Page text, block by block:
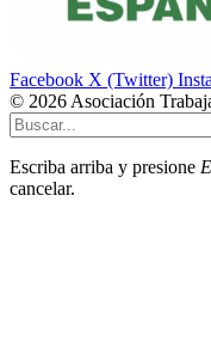
Facebook X (Twitter)
© 2026 Asociación
Escriba arriba y presione
cancelar.